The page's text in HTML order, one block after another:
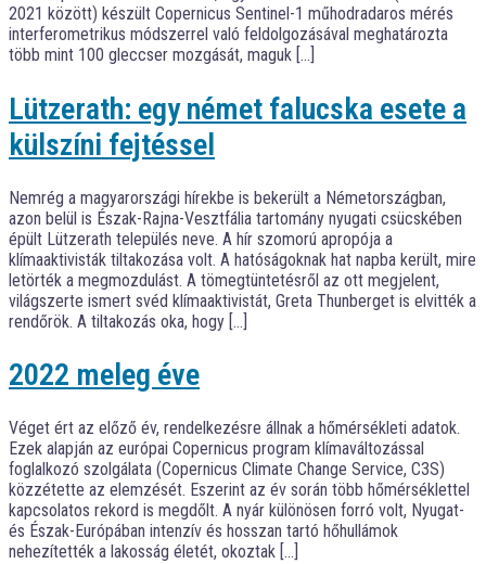
2021 között) készült Copernicus Sentinel-1 műhodradaros mérés
interferometrikus módszerrel való feldolgozásával meghatározta
több mint 100 gleccser mozgását, maguk […]
Lützerath: egy német falucska esete a
külszíni fejtéssel
Nemrég a magyarországi hírekbe is bekerült a Németországban,
azon belül is Észak-Rajna-Vesztfália tartomány nyugati csücskében
épült Lützerath település neve. A hír szomorú apropója a
klímaaktivisták tiltakozása volt. A hatóságoknak hat napba került, mire
letörték a megmozdulást. A tömegtüntetésről az ott megjelent,
világszerte ismert svéd klímaaktivistát, Greta Thunberget is elvitték a
rendőrök. A tiltakozás oka, hogy […]
2022 meleg éve
Véget ért az előző év, rendelkezésre állnak a hőmérsékleti adatok.
Ezek alapján az európai Copernicus program klímaváltozással
foglalkozó szolgálata (Copernicus Climate Change Service, C3S)
közzétette az elemzését. Eszerint az év során több hőmérséklettel
kapcsolatos rekord is megdőlt. A nyár különösen forró volt, Nyugat-
és Észak-Európában intenzív és hosszan tartó hőhullámok
nehezítették a lakosság életét, okoztak […]